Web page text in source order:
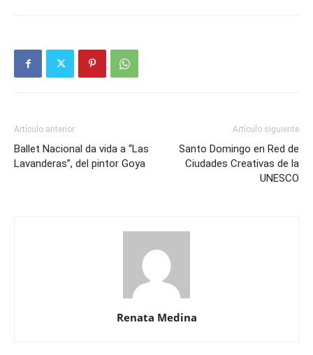
Artículo anterior
Ballet Nacional da vida a “Las
Lavanderas”, del pintor Goya
Artículo siguiente
Santo Domingo en Red de
Ciudades Creativas de la
UNESCO
Renata Medina